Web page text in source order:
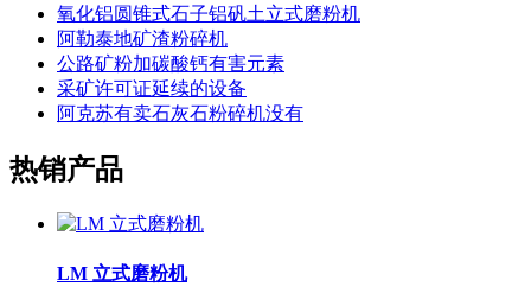
氧化铝圆锥式石子铝矾土立式磨粉机
阿勒泰地矿渣粉碎机
公路矿粉加碳酸钙有害元素
采矿许可证延续的设备
阿克苏有卖石灰石粉碎机没有
热销产品
LM 立式磨粉机